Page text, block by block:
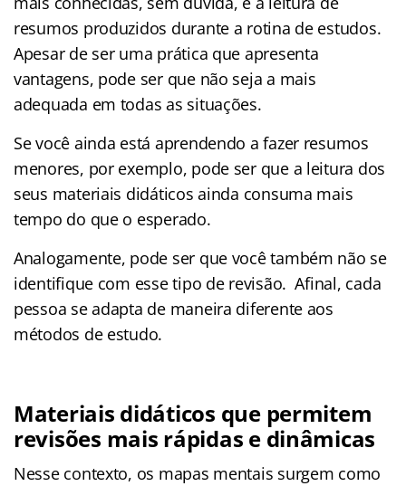
resumos produzidos durante a rotina de estudos.
Apesar de ser uma prática que apresenta
vantagens, pode ser que não seja a mais
adequada em todas as situações.
Se você ainda está aprendendo a fazer resumos
menores, por exemplo, pode ser que a leitura dos
seus materiais didáticos ainda consuma mais
tempo do que o esperado.
Analogamente, pode ser que você também não se
identifique com esse tipo de revisão. Afinal, cada
pessoa se adapta de maneira diferente aos
métodos de estudo.
Materiais didáticos que permitem
revisões mais rápidas e dinâmicas
Nesse contexto, os mapas mentais surgem como